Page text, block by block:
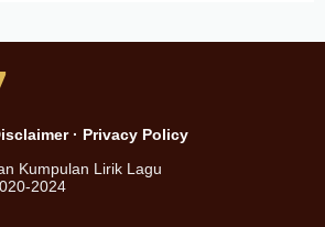
· Privacy Policy
Kumpulan Lirik Lagu
2024